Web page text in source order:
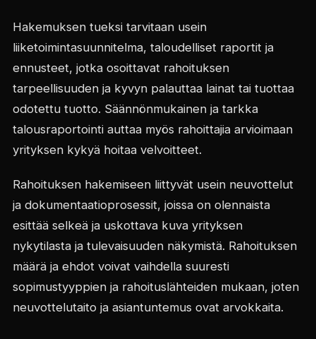
Hakemuksen tueksi tarvitaan usein
liiketoimintasuunnitelma, taloudelliset raportit ja
ennusteet, jotka osoittavat rahoituksen
tarpeellisuuden ja kyvyn palauttaa lainat tai tuottaa
odotettu tuotto. Säännönmukainen ja tarkka
talousraportointi auttaa myös rahoittajia arvioimaan
yrityksen kykyä hoitaa velvoitteet.
Rahoituksen hakemiseen liittyvät usein neuvottelut
ja dokumentaatioprosessit, joissa on olennaista
esittää selkeä ja uskottava kuva yrityksen
nykytilasta ja tulevaisuuden näkymistä. Rahoituksen
määrä ja ehdot voivat vaihdella suuresti
sopimustyyppien ja rahoituslähteiden mukaan, joten
neuvottelutaito ja asiantuntemus ovat arvokkaita.